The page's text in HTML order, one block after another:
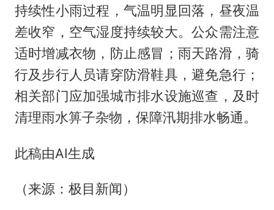
持续性小雨过程，气温明显回落，昼夜温
差收窄，空气湿度持续较大。公众需注意
适时增减衣物，防止感冒；雨天路滑，骑
行及步行人员请穿防滑鞋具，避免急行；
相关部门应加强城市排水设施巡查，及时
清理雨水箅子杂物，保障汛期排水畅通。
此稿由AI生成
（来源：极目新闻）